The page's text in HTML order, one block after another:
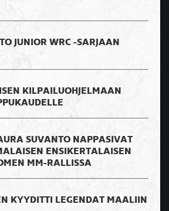
JUNIOR WRC -SARJAAN
KILPAILUOHJELMAAN
SUVANTO NAPPASIVAT
ENSIKERTALAISEN
MM-RALLISSA
KYYDITTI LEGENDAT MAALIIN